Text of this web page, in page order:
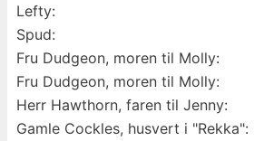
Lefty:
Spud:
Fru Dudgeon, moren til Molly:
Fru Dudgeon, moren til Molly:
Herr Hawthorn, faren til Jenny:
Gamle Cockles, husvert i "Rekka":